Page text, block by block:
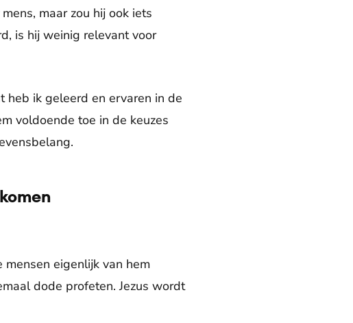
maar zou hij ook iets
is hij weinig relevant voor
heb ik geleerd en ervaren in de
voldoende toe in de keuzes
eigenlijk van hem
dode profeten. Jezus wordt